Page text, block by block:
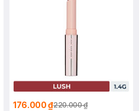
176.000 ₫220.000 ₫